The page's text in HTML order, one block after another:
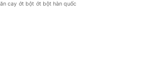
cay ớt bột ớt bột hàn quốc